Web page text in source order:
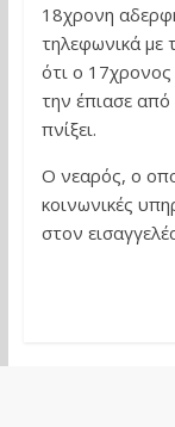
18χρονη
τηλεφωνικά με
ότι ο
την έπιασε
πνίξει.
Ο νεαρός, ο
κοινωνικές
στον